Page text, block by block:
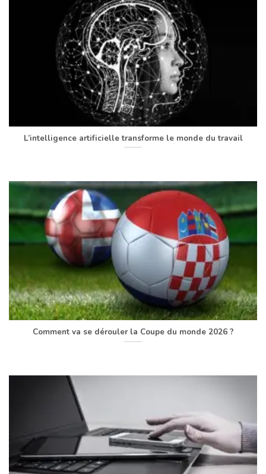
L’intelligence artificielle transforme le monde du travail
Comment va se dérouler la Coupe du monde 2026 ?